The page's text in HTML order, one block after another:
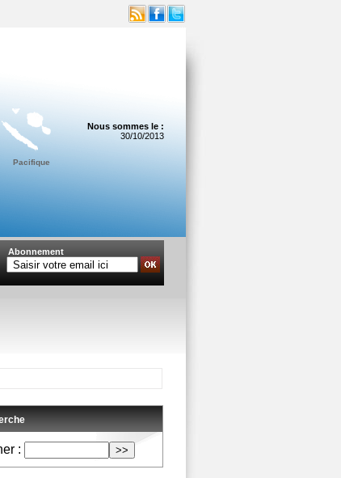
Nous sommes le :
30/10/2013
Pacifique
Abonnement
: